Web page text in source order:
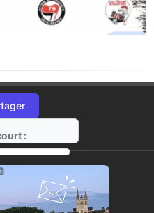
:
https://radio-g.fr?12810